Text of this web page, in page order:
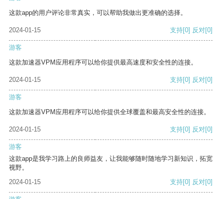
这款app的用户评论非常真实，可以帮助我做出更准确的选择。
2024-01-15 支持[0] 反对[0]
游客
这款加速器VPM应用程序可以给你提供最高速度和安全性的连接。
2024-01-15 支持[0] 反对[0]
游客
这款加速器VPM应用程序可以给你提供全球覆盖和最高安全性的连接。
2024-01-15 支持[0] 反对[0]
游客
这款app是我学习路上的良师益友，让我能够随时随地学习新知识，拓宽
视野。
2024-01-15
支持[0] 反对[0]